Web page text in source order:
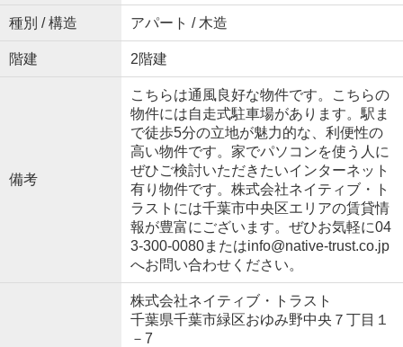
種別 / 構造 アパート / 木造
階建 2階建
備考
こちらは通風良好な物件です。こちらの
物件には自走式駐車場があります。駅ま
で徒歩5分の立地が魅力的な、利便性の
高い物件です。家でパソコンを使う人に
ぜひご検討いただきたいインターネット
有り物件です。株式会社ネイティブ・ト
ラストには千葉市中央区エリアの賃貸情
報が豊富にございます。ぜひお気軽に04
3-300-0080またはinfo@native-trust.co.jp
へお問い合わせください。
株式会社ネイティブ・トラスト
千葉県千葉市緑区おゆみ野中央７丁目１
－7